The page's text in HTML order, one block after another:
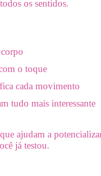
os sentidos.
o toque
cada movimento
tudo mais interessante
ajudam a
já testou.